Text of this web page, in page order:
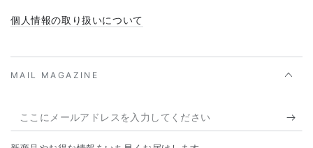
個人情報の取り扱いについて
MAIL MAGAZINE
こ
こ